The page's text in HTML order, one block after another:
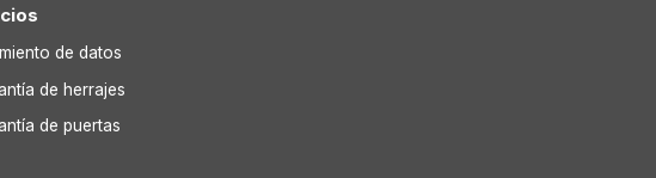
de datos
de herrajes
de puertas